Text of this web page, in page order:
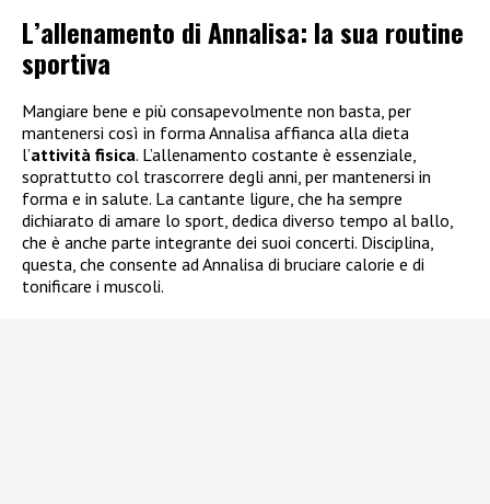
L’allenamento di Annalisa: la sua routine
sportiva
Mangiare bene e più consapevolmente non basta, per
mantenersi così in forma Annalisa affianca alla dieta
l’attività fisica. L’allenamento costante è essenziale,
soprattutto col trascorrere degli anni, per mantenersi in
forma e in salute. La cantante ligure, che ha sempre
dichiarato di amare lo sport, dedica diverso tempo al ballo,
che è anche parte integrante dei suoi concerti. Disciplina,
questa, che consente ad Annalisa di bruciare calorie e di
tonificare i muscoli.